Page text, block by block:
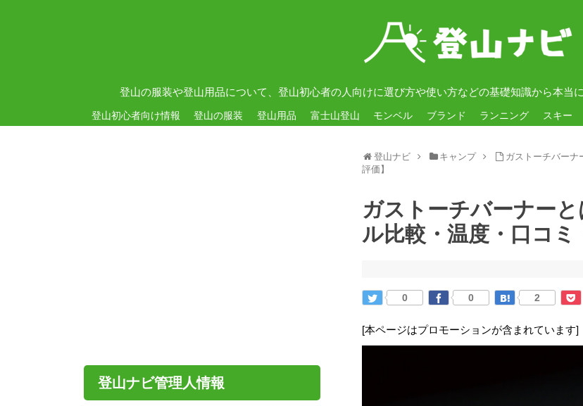
登山の服装や登山用品について、登山初心者の人向けに選び方や使い方などの基礎知識から本当
登山初心者向け情報 登山の服装 登山用品 富士山登山 モンベル ブランド ランニング スキー
登山ナビ キャンプ
ガストーチバーナ
評価】
ガストーチバーナー
ル比較・温度・口コミ
0 0 2
[本ページはプロモーションが含まれています]
登山ナビ管理人情報